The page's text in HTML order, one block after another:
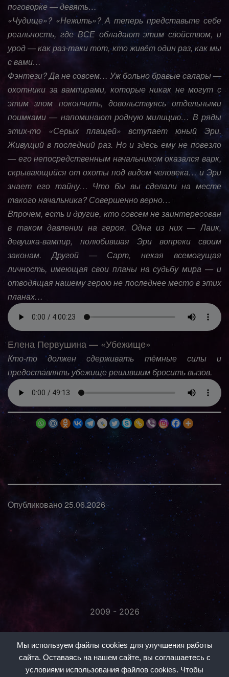
Мы используем файлы cookies для улучшения работы
сайта. Оставаясь на нашем сайте, вы соглашаетесь с
условиями использования файлов cookies. Чтобы
поговорке — девять…
«Чудище»? «Нежить»? А теперь представьте себе
реальность, где ВСЕ обладают этим свойством, и
урод — как раз-таки тот, кто живёт один раз, как мы
с вами…
Фэнтези? Да не совсем… Уж больно бравые салары —
охотники за вампирами, которые никак не могут с
этим злом покончить, довольствуясь отдельными
поимками — напоминают родную милицию… В ряды
этих-то «Серых плащей» вступает юный Эри.
Живущий в последний раз. Но и здесь ему не повезло
— его непосредственным начальником оказался варк,
скрывающийся от охоты под видом человека… и Эри
знает его тайну… Что бы вы сделали на месте
такого начальника? Совершенно верно…
Впрочем, есть и другие, кто совсем не заинтересован
в таком давлении на героя. Одна из них — Лаик,
девушка-вампир, полюбившая Эри вопреки своим
законам. Другой — Сарт, некая всемогущая
личность, имеющая свои планы на судьбу мира — и
отводящая нашему герою не последнее место в этих
планах…
Елена Первушина — «Убежище»
Кто-то должен сдерживать тёмные силы и
предоставлять убежище решившим бросить вызов.
Опубликовано25.06.2026
2009 - 2026